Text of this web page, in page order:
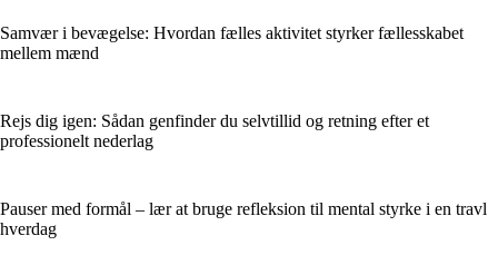
Samvær i bevægelse: Hvordan fælles aktivitet styrker fællesskabet
mellem mænd
Rejs dig igen: Sådan genfinder du selvtillid og retning efter et
professionelt nederlag
Pauser med formål – lær at bruge refleksion til mental styrke i en travl
hverdag